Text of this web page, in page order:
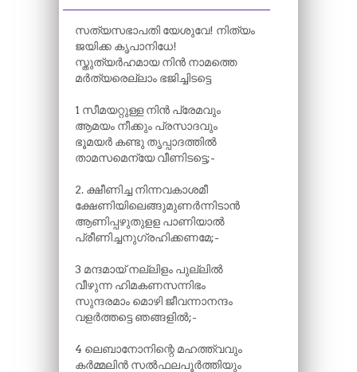
സത്യസഭാപതി യേശുവേ! നിത്യം
ജയിക്ക കൃപാനിധേ!
സ്തുത്യർഹമായ നിൻ നാമത്തെ
മർത്യരെല്ലാം ഭജിച്ചിടട്ടെ
1 സീമയറ്റുള്ള നിൻ പ്രേമവും
ആമയം നീക്കും പ്രസാദവും
ഭൂമയർ കണ്ടു തൃപ്പാദത്തിൽ
താമസമെന്യേ വീണിടട്ടെ;-
2. ക്ഷീണിച്ച നിന്നവകാശമീ
ക്ഷേണിയിലെങ്ങുമുണർന്നിടാൻ
ആണിപ്പഴുതുളള പാണിയാൽ
പ്രീണിച്ചനുഗ്രഹിക്കണമേ;-
3 മന്ദമായ് നല്ലിളം പുല്ലിൽ
വീഴുന്ന ഹിമകണസന്നിഭം
സുന്ദരമാം മൊഴി ജീവന്നാനന്ദം
വളർത്തട്ടെ ഞങ്ങളിൽ;-
4 ലെബാനോനിന്റെ മഹത്ത്വവും
കർമ്മലിൻ സൽഫലപൂർത്തിയും